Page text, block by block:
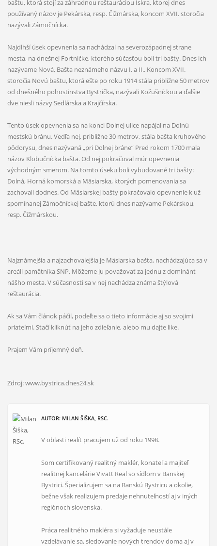
baštu, ktorá stojí za záhradnou reštauráciou Iskra, ktorej dnes
používaný názov je Pekárska, resp. Čižmárska, koncom XVII. storočia
nazývali Zámočnícka.
Najdlhší úsek opevnenia sa nachádzal na severozápadnej strane
mesta, na dnešnej Fortničke, ktorého súčasťou boli tri bašty. Dnes ich
nazývame Nová, Bašta neznámeho názvu I. a II.. Koncom XVII.
storočia Novú baštu, ktorá ešte po roku 1914 stála približne 50 metrov
od dnešného pohostinstva Bystrička, nazývali Kožušníckou a ďalšie
dve niesli názvy Sedlárska a Krajčírska.
Tento úsek opevnenia sa na konci Dolnej ulice napájal na Dolnú
mestskú bránu. Vedľa nej, približne 30 metrov, stála bašta kruhového
pôdorysu, dnes nazývaná „pri Dolnej bráne“ Pred rokom 1700 mala
názov Klobučnícka bašta. Od nej pokračoval múr opevnenia
východným smerom. Na tomto úseku boli vybudované tri bašty:
Dolná, Horná komorská a Mäsiarska, ktorých pomenovania sa
zachovali dodnes. Od Mäsiarskej bašty pokračovalo opevnenie k už
spomínanej Zámočníckej bašte, ktorú dnes nazývame Pekárskou,
resp. Čižmárskou.
Najznámejšia a najzachovalejšia je Mäsiarska bašta, nachádzajúca sa v
areáli pamätníka SNP. Môžeme ju považovať za jednu z dominánt
nášho mesta. V súčasnosti sa v nej nachádza známa štýlová
reštaurácia.
Ak sa Vám článok páčil, podeľte sa o tieto informácie aj so svojimi
priateľmi. Stačí kliknúť na jeho zdieľanie, alebo mu dajte like.
Prajem Vám príjemný deň.
Zdroj: www.bystrica.dnes24.sk
AUTOR: MILAN ŠIŠKA, RSC.
V oblasti realít pracujem už od roku 1998.
Som certifikovaný realitný maklér, konateľ a majiteľ
realitnej kancelárie Vivatt Real so sídlom v Banskej
Bystrici. Špecializujem sa na Banskú Bystricu a okolie,
bežne však realizujem predaje nehnuteľností aj v iných
regiónoch slovenska.
Práca realitného makléra si vyžaduje neustále
vzdelávanie sa, sledovanie nových trendov doma aj v